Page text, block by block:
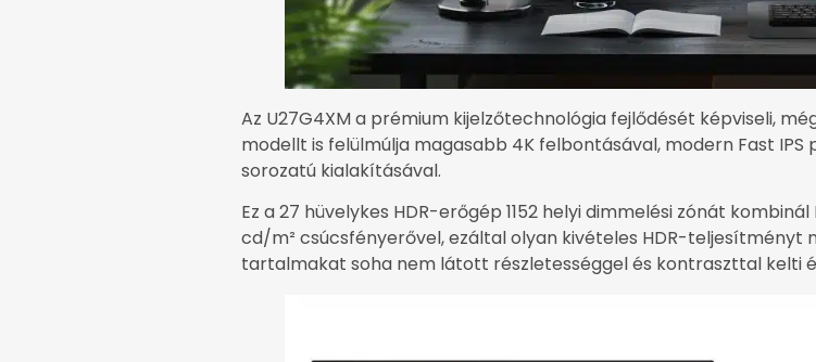
Az U27G4XM a prémium kijelzőtechnológia fejlődését képviseli,
modellt is felülmúlja magasabb 4K felbontásával, modern Fast
sorozatú kialakításával.
Ez a 27 hüvelykes HDR-erőgép 1152 helyi dimmelési zónát
cd/m² csúcsfényerővel, ezáltal olyan kivételes HDR-teljesítményt
tartalmakat soha nem látott részletességgel és kontraszttal kelti